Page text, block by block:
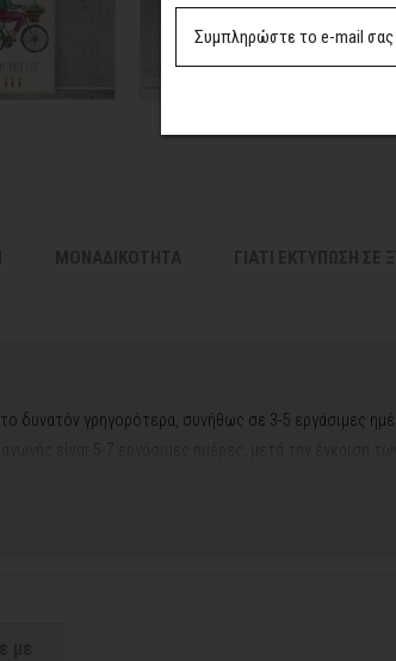
δυνατόν γρηγορότερα, συνήθως σε 3-5 εργάσιμες
είναι 5-7 εργάσιμες ημέρες, μετά την έγκριση
παραγγελία σας νωρίτερα!